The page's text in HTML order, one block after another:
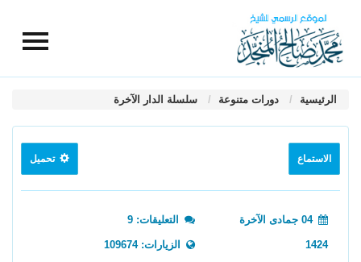
الرئيسية دورات متنوعة سلسلة الدار الآخرة
الاستماع تحميل
04 جمادى الآخرة
1424
التعليقات: 9
الزيارات: 109674